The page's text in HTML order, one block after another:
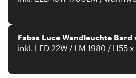
Fabas Luce Wandleuchte Bard
inkl. LED 22W / LM 1980 / H55